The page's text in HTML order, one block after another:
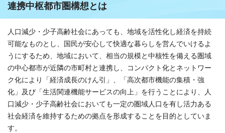
連携中枢都市圏構想とは
人口減少・少子高齢社会にあっても、地域を活性化し経済を持続
可能なものとし、国民が安心して快適な暮らしを営んでいけるよ
うにするため、地域において、相当の規模と中核性を備える圏域
の中心都市が近隣の市町村と連携し、コンパクト化とネットワー
ク化により「経済成長のけん引」、「高次都市機能の集積・強
化」及び「生活関連機能サービスの向上」を行うことにより、人
口減少・少子高齢社会においても一定の圏域人口を有し活力ある
社会経済を維持するための拠点を形成することを目的としていま
す。